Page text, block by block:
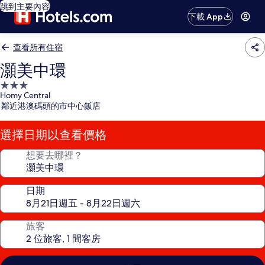
跳到主要內容
下載 App
查看所有住宿
灝美中環
3.0
星
級
住
宿
Homy Central
鄰近港澳碼頭的市中心飯店
選擇日期以查看價格
想要去哪裡？
日期
旅客